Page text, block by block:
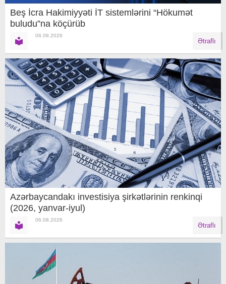
Beş İcra Hakimiyyəti İT sistemlərini “Hökumət
buludu”na köçürüb
06.08.2026
Ətraflı
Azərbaycandakı investisiya şirkətlərinin renkinqi
(2026, yanvar-iyul)
06.08.2026
Ətraflı